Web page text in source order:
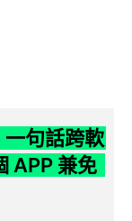
句話跨軟
APP 兼免